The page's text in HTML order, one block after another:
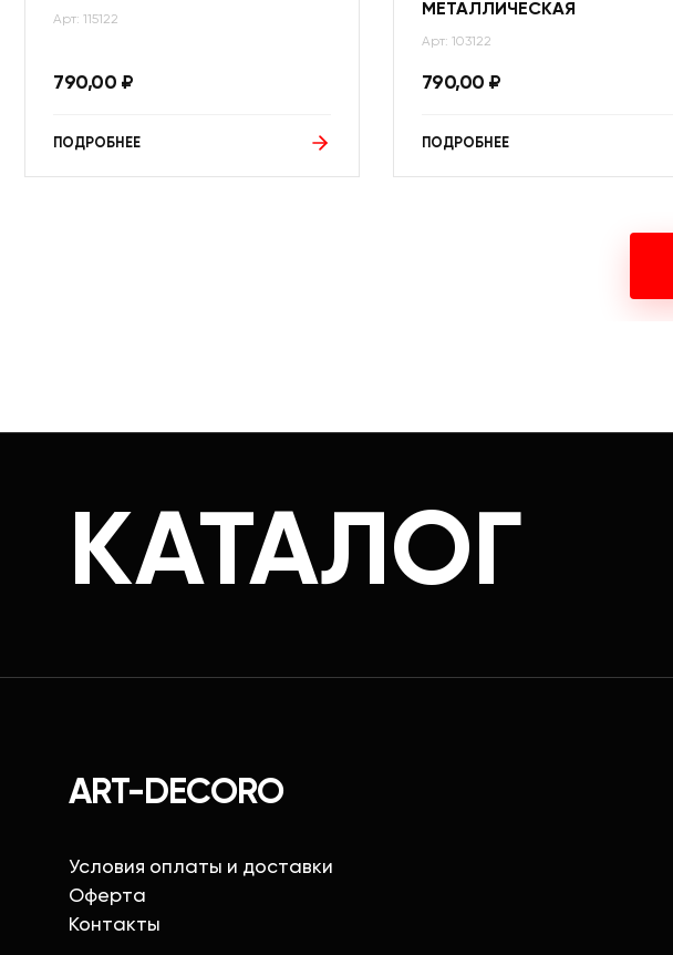
Арт: 115122
790,00 ₽
ПОДРОБНЕЕ
МЕТАЛЛИЧЕСКАЯ
Арт: 103122
790,00 ₽
ПОДРОБНЕЕ
КАТАЛОГ
ART-DECORO
Условия оплаты и доставки
Оферта
Контакты